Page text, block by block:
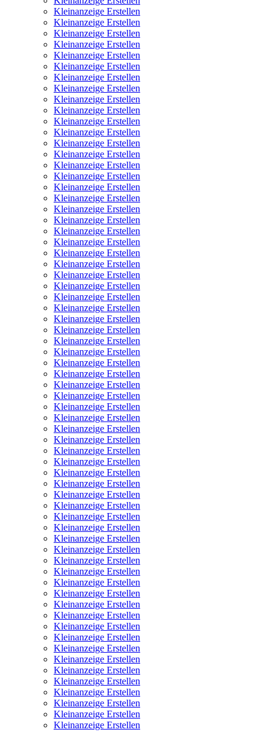
Kleinanzeige Erstellen
Kleinanzeige Erstellen
Kleinanzeige Erstellen
Kleinanzeige Erstellen
Kleinanzeige Erstellen
Kleinanzeige Erstellen
Kleinanzeige Erstellen
Kleinanzeige Erstellen
Kleinanzeige Erstellen
Kleinanzeige Erstellen
Kleinanzeige Erstellen
Kleinanzeige Erstellen
Kleinanzeige Erstellen
Kleinanzeige Erstellen
Kleinanzeige Erstellen
Kleinanzeige Erstellen
Kleinanzeige Erstellen
Kleinanzeige Erstellen
Kleinanzeige Erstellen
Kleinanzeige Erstellen
Kleinanzeige Erstellen
Kleinanzeige Erstellen
Kleinanzeige Erstellen
Kleinanzeige Erstellen
Kleinanzeige Erstellen
Kleinanzeige Erstellen
Kleinanzeige Erstellen
Kleinanzeige Erstellen
Kleinanzeige Erstellen
Kleinanzeige Erstellen
Kleinanzeige Erstellen
Kleinanzeige Erstellen
Kleinanzeige Erstellen
Kleinanzeige Erstellen
Kleinanzeige Erstellen
Kleinanzeige Erstellen
Kleinanzeige Erstellen
Kleinanzeige Erstellen
Kleinanzeige Erstellen
Kleinanzeige Erstellen
Kleinanzeige Erstellen
Kleinanzeige Erstellen
Kleinanzeige Erstellen
Kleinanzeige Erstellen
Kleinanzeige Erstellen
Kleinanzeige Erstellen
Kleinanzeige Erstellen
Kleinanzeige Erstellen
Kleinanzeige Erstellen
Kleinanzeige Erstellen
Kleinanzeige Erstellen
Kleinanzeige Erstellen
Kleinanzeige Erstellen
Kleinanzeige Erstellen
Kleinanzeige Erstellen
Kleinanzeige Erstellen
Kleinanzeige Erstellen
Kleinanzeige Erstellen
Kleinanzeige Erstellen
Kleinanzeige Erstellen
Kleinanzeige Erstellen
Kleinanzeige Erstellen
Kleinanzeige Erstellen
Kleinanzeige Erstellen
Kleinanzeige Erstellen
Kleinanzeige Erstellen